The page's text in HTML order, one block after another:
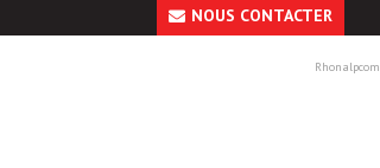
NOUS CONTACTER
Rhonalpcom